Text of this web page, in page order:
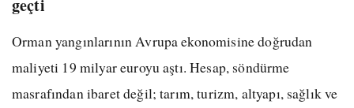
geçti
Orman yangınlarının Avrupa ekonomisine doğrudan
maliyeti 19 milyar euroyu aştı. Hesap, söndürme
masrafından ibaret değil; tarım, turizm, altyapı, sağlık ve